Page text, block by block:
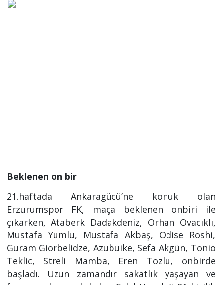
Beklenen on bir
21.haftada Ankaragücü’ne konuk olan
Erzurumspor FK, maça beklenen onbiri ile
çıkarken, Ataberk Dadakdeniz, Orhan Ovacıklı,
Mustafa Yumlu, Mustafa Akbaş, Odise Roshi,
Guram Giorbelidze, Azubuike, Sefa Akgün, Tonio
Teklic, Streli Mamba, Eren Tozlu, onbirde
başladı. Uzun zamandır sakatlık yaşayan ve